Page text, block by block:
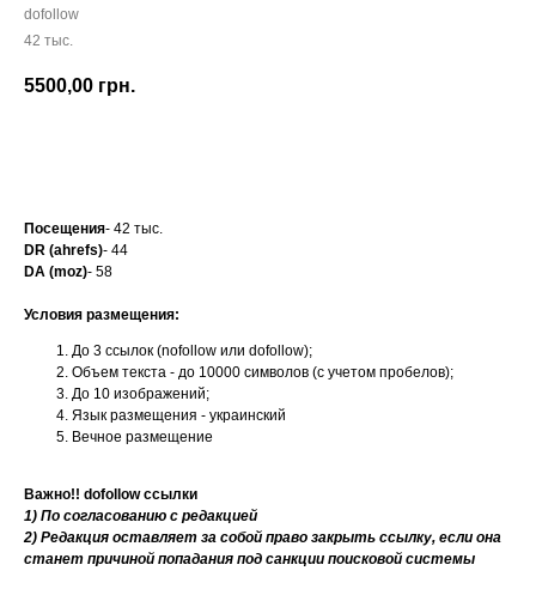
dofollow
42 тыс.
5500,00 грн.
Посещения- 42 тыс.
DR (ahrefs)- 44
DA (moz)- 58
Условия размещения:
До 3 ссылок (nofollow или dofollow);
Объем текста - до 10000 символов (с учетом пробелов);
До 10 изображений;
Язык размещения - украинский
Вечное размещение
Важно!! dofollow ссылки
1) По согласованию с редакцией
2) Редакция оставляет за собой право закрыть ссылку, если она
станет причиной попадания под санкции поисковой системы